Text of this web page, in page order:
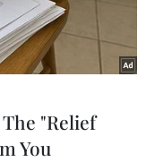
"Relief
You